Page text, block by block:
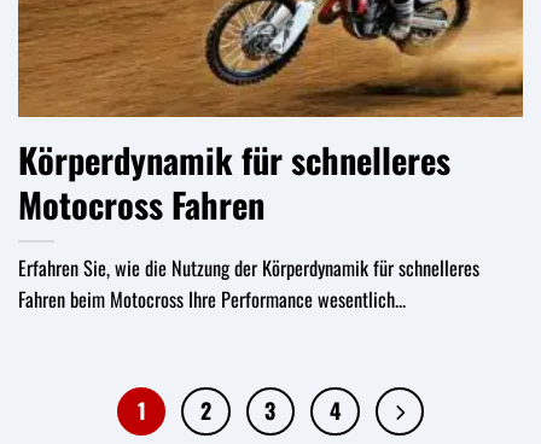
Körperdynamik für schnelleres
Motocross Fahren
Erfahren Sie, wie die Nutzung der Körperdynamik für schnelleres
Fahren beim Motocross Ihre Performance wesentlich...
1 2 3 4